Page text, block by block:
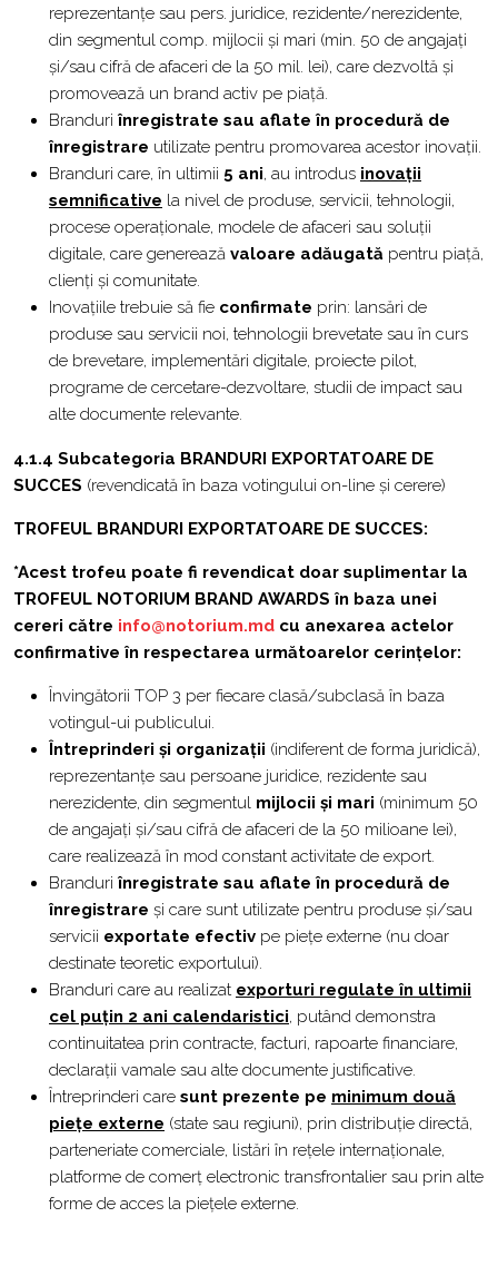
reprezentanțe sau pers. juridice, rezidente/nerezidente,
din segmentul comp. mijlocii și mari (min. 50 de angajați
și/sau cifră de afaceri de la 50 mil. lei), care dezvoltă și
promovează un brand activ pe piață.
Branduri înregistrate sau aflate în procedură de
înregistrare utilizate pentru promovarea acestor inovații.
Branduri care, în ultimii 5 ani, au introdus inovații
semnificative la nivel de produse, servicii, tehnologii,
procese operaționale, modele de afaceri sau soluții
digitale, care generează valoare adăugată pentru piață,
clienți și comunitate.
Inovațiile trebuie să fie confirmate prin: lansări de
produse sau servicii noi, tehnologii brevetate sau în curs
de brevetare, implementări digitale, proiecte pilot,
programe de cercetare-dezvoltare, studii de impact sau
alte documente relevante.
4.1.4 Subcategoria BRANDURI EXPORTATOARE DE
SUCCES (revendicată în baza votingului on-line și cerere)
TROFEUL BRANDURI EXPORTATOARE DE SUCCES:
*Acest trofeu poate fi revendicat doar suplimentar la
TROFEUL NOTORIUM BRAND AWARDS în baza unei
cereri către info@notorium.md cu anexarea actelor
confirmative în respectarea următoarelor cerințelor:
Învingătorii TOP 3 per fiecare clasă/subclasă în baza
votingul-ui publicului.
Întreprinderi și organizații (indiferent de forma juridică),
reprezentanțe sau persoane juridice, rezidente sau
nerezidente, din segmentul mijlocii și mari (minimum 50
de angajați și/sau cifră de afaceri de la 50 milioane lei),
care realizează în mod constant activitate de export.
Branduri înregistrate sau aflate în procedură de
înregistrare și care sunt utilizate pentru produse și/sau
servicii exportate efectiv pe piețe externe (nu doar
destinate teoretic exportului).
Branduri care au realizat exporturi regulate în ultimii
cel puțin 2 ani calendaristici, putând demonstra
continuitatea prin contracte, facturi, rapoarte financiare,
declarații vamale sau alte documente justificative.
Întreprinderi care sunt prezente pe minimum două
piețe externe (state sau regiuni), prin distribuție directă,
parteneriate comerciale, listări în rețele internaționale,
platforme de comerț electronic transfrontalier sau prin alte
forme de acces la piețele externe.